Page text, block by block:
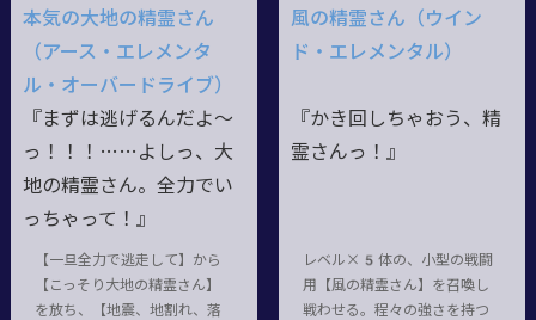
本気の大地の精霊さん
（アース・エレメンタ
ル・オーバードライブ）
『まずは逃げるんだよ～
っ ！！！…… よしっ、大
地の精霊さん。全力でい
っちゃって！』
【一旦全力で逃走して】から
【こっそり大地の精霊さん】
を放ち、【地震、地割れ、落
風の精霊さん（ウイン
ド・エレメンタル）
『かき回しちゃおう、精
霊さんっ！』
レベル×5体の、小型の戦闘
用【風の精霊さん】を召喚し
戦わせる。程々の強さを持つ